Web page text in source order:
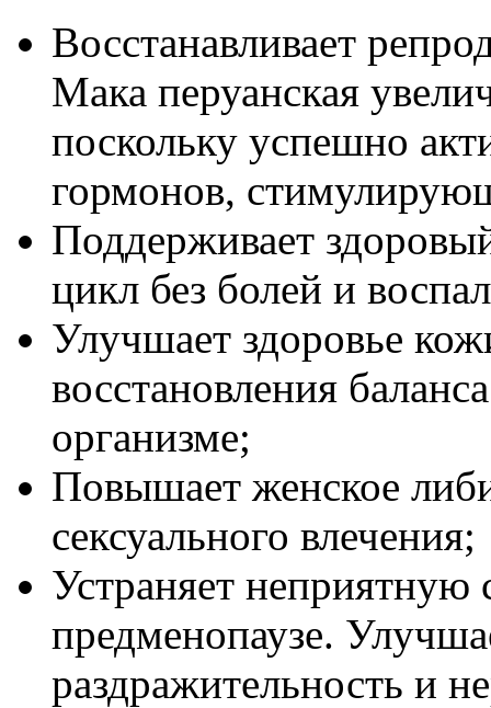
Восстанавливает
Мака перуанская
поскольку успешно
гормонов,
Поддерживает
цикл без болей и
Улучшает здоровье
восстановления
организме;
Повышает женское
сексуального влечения;
Устраняет неприятную
предменопаузе.
раздражительность и